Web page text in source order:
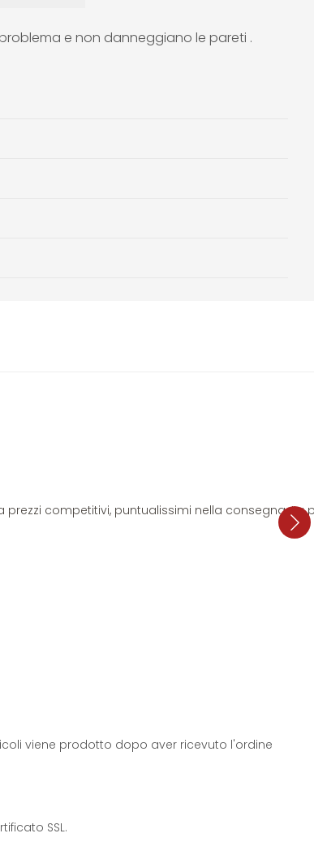
e non danneggiano le pareti .
prezzi competitivi, puntualissimi nella consegna. La
viene prodotto dopo aver ricevuto l'ordine
SSL.